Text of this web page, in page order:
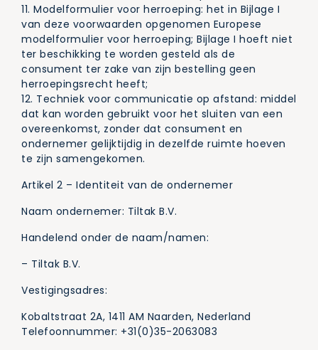
11. Modelformulier voor herroeping: het in Bijlage I
van deze voorwaarden opgenomen Europese
modelformulier voor herroeping; Bijlage I hoeft niet
ter beschikking te worden gesteld als de
consument ter zake van zijn bestelling geen
herroepingsrecht heeft;
12. Techniek voor communicatie op afstand: middel
dat kan worden gebruikt voor het sluiten van een
overeenkomst, zonder dat consument en
ondernemer gelijktijdig in dezelfde ruimte hoeven
te zijn samengekomen.
Artikel 2 – Identiteit van de ondernemer
Naam ondernemer: Tiltak B.V.
Handelend onder de naam/namen:
– Tiltak B.V.
Vestigingsadres:
Kobaltstraat 2A, 1411 AM Naarden, Nederland
Telefoonnummer: +31(0)35-2063083